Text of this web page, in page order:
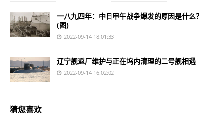
一八九四年：中日甲午战争爆发的原因是什么？
(图)
2022-09-14 18:01:33
辽宁舰返厂维护与正在坞内清理的二号舰相遇
2022-09-14 16:02:02
猜您喜欢